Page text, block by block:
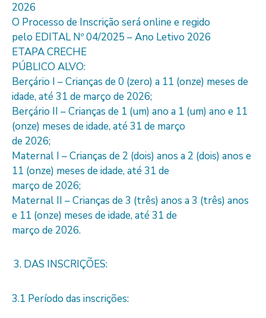
2026
O Processo de Inscrição será online e regido
pelo EDITAL Nº 04/2025 – Ano Letivo 2026
ETAPA CRECHE
PÚBLICO ALVO:
Berçário I – Crianças de 0 (zero) a 11 (onze) meses de
idade, até 31 de março de 2026;
Berçário II – Crianças de 1 (um) ano a 1 (um) ano e 11
(onze) meses de idade, até 31 de março
de 2026;
Maternal I – Crianças de 2 (dois) anos a 2 (dois) anos e
11 (onze) meses de idade, até 31 de
março de 2026;
Maternal II – Crianças de 3 (três) anos a 3 (três) anos
e 11 (onze) meses de idade, até 31 de
março de 2026.
DAS INSCRIÇÕES:
3.1 Período das inscrições: